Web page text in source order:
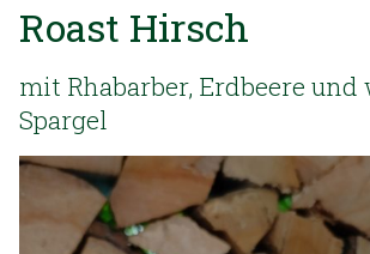
Roast Hirsch
mit Rhabarber, Erdbeere und
Spargel